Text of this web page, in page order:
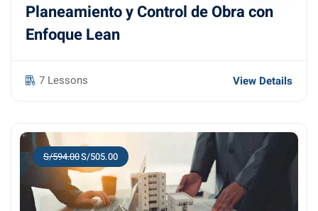
Planeamiento y Control de Obra con
Enfoque Lean
7 Lessons View Details
S/594.00S/505.00